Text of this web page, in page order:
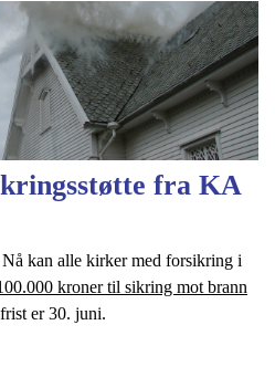
fra KA
kan alle kirker med forsikring i
kroner til sikring mot brann
er 30. juni.